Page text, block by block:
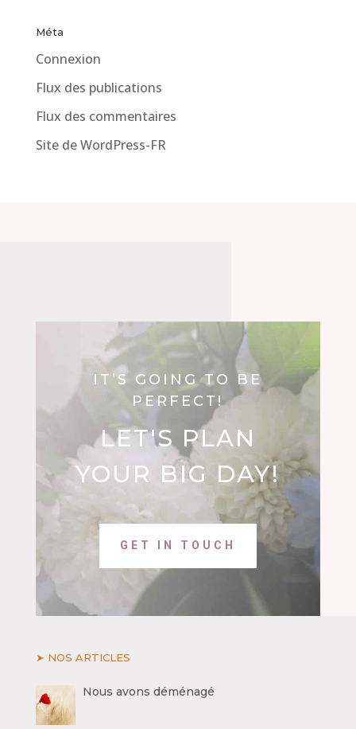
Méta
Connexion
Flux des publications
Flux des commentaires
Site de WordPress-FR
IT’S GOING TO BE
PERFECT!
LET'S PLAN
YOUR BIG DAY!
GET IN TOUCH
➤ NOS ARTICLES
Nous avons déménagé